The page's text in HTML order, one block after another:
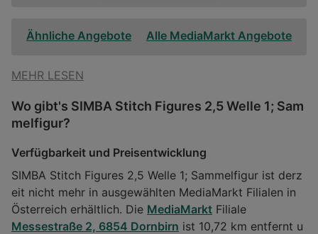
Ähnliche Angebote Alle MediaMarkt Angebote
MEHR LESEN
Wo gibt's SIMBA Stitch Figures 2,5 Welle 1; Sam
melfigur?
Verfügbarkeit und Preisentwicklung
SIMBA Stitch Figures 2,5 Welle 1; Sammelfigur ist derz
eit nicht mehr in ausgewählten MediaMarkt Filialen in
Österreich erhältlich. Die MediaMarkt Filiale
Messestraße 2, 6854 Dornbirn ist 10,72 km entfernt u